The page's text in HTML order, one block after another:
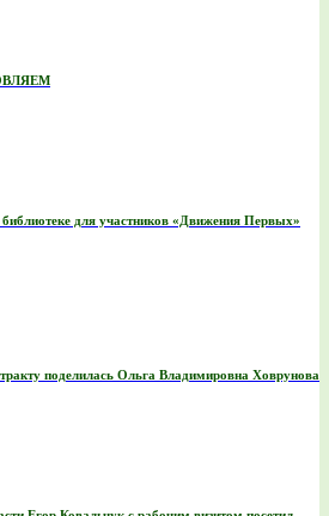
для участников «Движения Первых»
поделилась Ольга Владимировна Ховрунова